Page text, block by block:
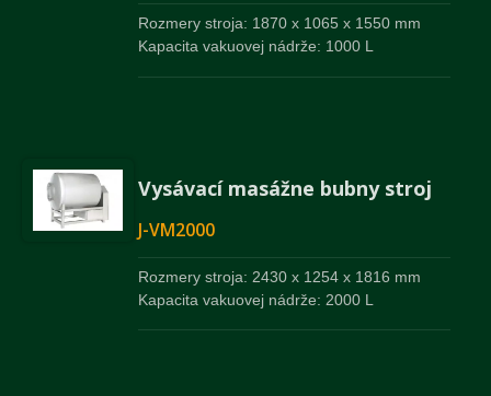
Rozmery stroja: 1870 x 1065 x 1550 mm
Kapacita vakuovej nádrže: 1000 L
Vysávací masážne bubny stroj
J-VM2000
Rozmery stroja: 2430 x 1254 x 1816 mm
Kapacita vakuovej nádrže: 2000 L